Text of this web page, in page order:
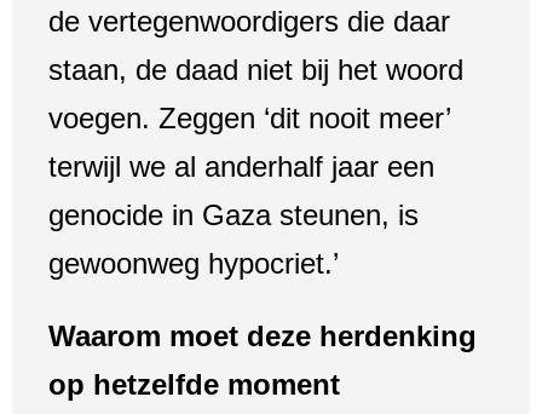
de vertegenwoordigers die daar
staan, de daad niet bij het woord
voegen. Zeggen ‘dit nooit meer’
terwijl we al anderhalf jaar een
genocide in Gaza steunen, is
gewoonweg hypocriet.’
Waarom moet deze herdenking
op hetzelfde moment